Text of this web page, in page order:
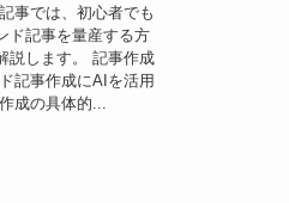
事では、初心者でも
ド記事を量産する方
説します。 記事作成
記事作成にAIを活用
成の具体的...